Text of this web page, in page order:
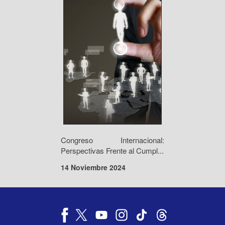
Congreso Internacional:
Perspectivas Frente al Cumpl...
14 Noviembre 2024